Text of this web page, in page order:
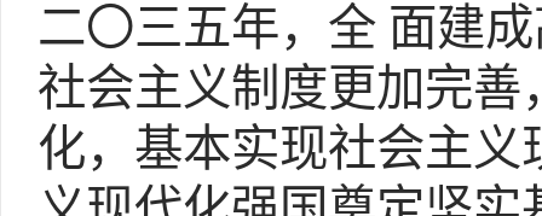
二〇三五年，全 面建
社会主义制度更加完
化，基本实现社会主